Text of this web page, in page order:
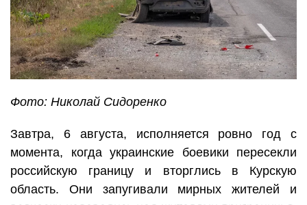
Фото: Николай Сидоренко
Завтра, 6 августа, исполняется ровно год с
момента, когда украинские боевики пересекли
российскую границу и вторглись в Курскую
область. Они запугивали мирных жителей и